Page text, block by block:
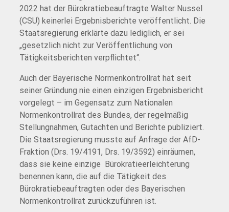
2022 hat der Bürokratiebeauftragte Walter Nussel
(CSU) keinerlei Ergebnisberichte veröffentlicht. Die
Staatsregierung erklärte dazu lediglich, er sei
„gesetzlich nicht zur Veröffentlichung von
Tätigkeitsberichten verpflichtet“.
Auch der Bayerische Normenkontrollrat hat seit
seiner Gründung nie einen einzigen Ergebnisbericht
vorgelegt – im Gegensatz zum Nationalen
Normenkontrollrat des Bundes, der regelmäßig
Stellungnahmen, Gutachten und Berichte publiziert.
Die Staatsregierung musste auf Anfrage der AfD-
Fraktion (Drs. 19/4191, Drs. 19/3592) einräumen,
dass sie keine einzige Bürokratieerleichterung
benennen kann, die auf die Tätigkeit des
Bürokratiebeauftragten oder des Bayerischen
Normenkontrollrat zurückzuführen ist.